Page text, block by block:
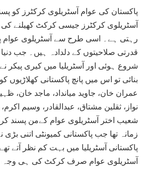
آسٹریلوی کرکٹرز جیسی کرکٹ کھیلنے
رہتی ہے۔ اسی طرح سے آسٹریلوی عوام
قدرتی صلاحیتوں کے دلدادہ ہیں۔ جب
بنائی تو اس میں پانچ پاکستانی کھلاڑیوں
عمران خان، جاوید میانداد، ماجد خان،
نواز، ثقلین مشتاق، عبدالقادر، وسیم
شعیب اختر آسٹریلوی عوام کےمن پسند
زمانہ تھا جب پاکستانی کمیونٹی اتنی بڑی
پاکستانی آسٹریلیا میں بہت کم نظر آتے
آسٹریلوی عوام صرف کرکٹ کی ہی وجہ